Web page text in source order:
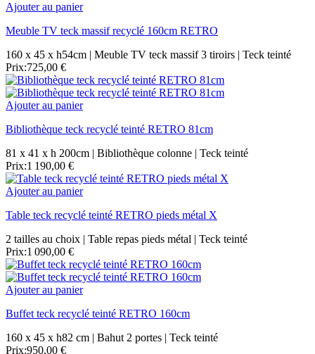
Ajouter au panier
Meuble TV teck massif recyclé 160cm RETRO
160 x 45 x h54cm | Meuble TV teck massif 3 tiroirs | Teck teinté
Prix:725,00 €
Ajouter au panier
Bibliothèque teck recyclé teinté RETRO 81cm
81 x 41 x h 200cm | Bibliothèque colonne | Teck teinté
Prix:1 190,00 €
Ajouter au panier
Table teck recyclé teinté RETRO pieds métal X
2 tailles au choix | Table repas pieds métal | Teck teinté
Prix:1 090,00 €
Ajouter au panier
Buffet teck recyclé teinté RETRO 160cm
160 x 45 x h82 cm | Bahut 2 portes | Teck teinté
Prix:950,00 €